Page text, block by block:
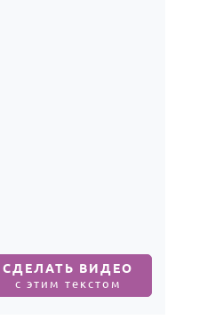
СДЕЛАТЬ ВИДЕО
с этим текстом